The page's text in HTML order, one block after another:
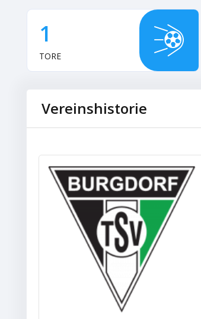
1
TORE
Vereinshistorie